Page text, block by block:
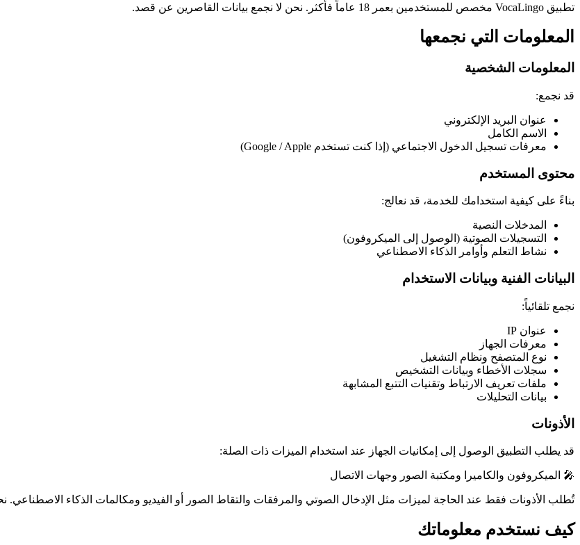
تطبيق VocaLingo مخصص للمستخدمين بعمر 18 عاماً فأكثر. نحن لا نجمع بيانات القاصرين عن قصد.
المعلومات التي نجمعها
المعلومات الشخصية
قد نجمع:
عنوان البريد الإلكتروني
الاسم الكامل
معرفات تسجيل الدخول الاجتماعي (إذا كنت تستخدم Google / Apple)
محتوى المستخدم
بناءً على كيفية استخدامك للخدمة، قد نعالج:
المدخلات النصية
التسجيلات الصوتية (الوصول إلى الميكروفون)
نشاط التعلم وأوامر الذكاء الاصطناعي
البيانات الفنية وبيانات الاستخدام
نجمع تلقائياً:
عنوان IP
معرفات الجهاز
نوع المتصفح ونظام التشغيل
سجلات الأخطاء وبيانات التشخيص
ملفات تعريف الارتباط وتقنيات التتبع المشابهة
بيانات التحليلات
الأذونات
قد يطلب التطبيق الوصول إلى إمكانيات الجهاز عند استخدام الميزات ذات الصلة:
🎤 الميكروفون والكاميرا ومكتبة الصور وجهات الاتصال
تُطلب الأذونات فقط عند الحاجة لميزات مثل الإدخال الصوتي والمرفقات والتقاط الصور أو الفيديو ومكالمات الذكاء الاصطناعي.
كيف نستخدم معلوماتك